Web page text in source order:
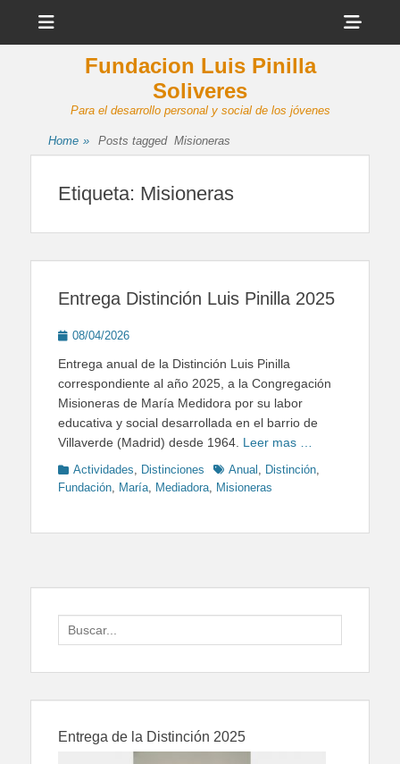
Fundacion Luis Pinilla
Soliveres
Para el desarrollo personal y social de los jóvenes
Home » Posts tagged Misioneras
Etiqueta: Misioneras
Entrega Distinción Luis Pinilla 2025
Posted
08/04/2026
Entrega anual de la Distinción Luis Pinilla
correspondiente al año 2025, a la Congregación
Misioneras de María Medidora por su labor
educativa y social desarrollada en el barrio de
Villaverde (Madrid) desde 1964. Leer mas …
Categories
Actividades, Distinciones TagsAnual , Distinción,
Fundación, María, Mediadora, Misioneras
Search
for:
Entrega de la Distinción 2025